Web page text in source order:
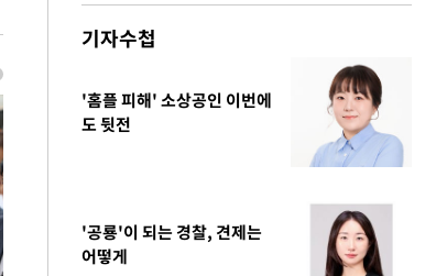
기자수첩
'홈플 피해' 소상공인 이번에
도 뒷전
'공룡'이 되는 경찰, 견제는
어떻게